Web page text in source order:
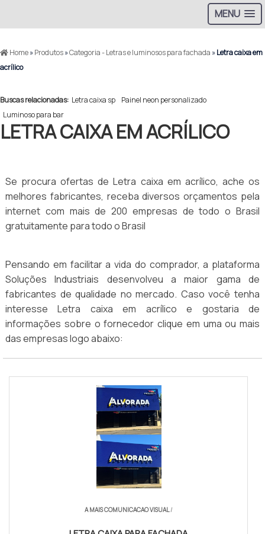
MENU
Home»Produtos»Categoria - Letras e luminosos para fachada »Letra caixa em
acrílico
Buscas relacionadas: Letra caixa sp
Painel neon personalizado
Luminoso para bar
LETRA CAIXA EM ACRÍLICO
Se procura ofertas de Letra caixa em acrílico, ache os
melhores fabricantes, receba diversos orçamentos pela
internet com mais de 200 empresas de todo o Brasil
gratuitamente para todo o Brasil
Pensando em facilitar a vida do comprador, a plataforma
Soluções Industriais desenvolveu a maior gama de
fabricantes de qualidade no mercado. Caso você tenha
interesse Letra caixa em acrílico e gostaria de
informações sobre o fornecedor clique em uma ou mais
das empresas logo abaixo:
A MAIS COMUNICACAO VISUAL/